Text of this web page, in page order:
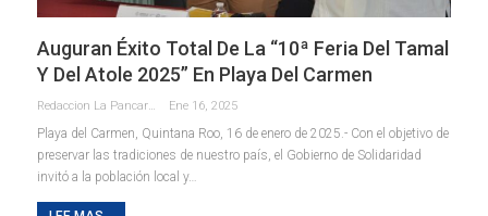
Auguran Éxito Total De La “10ª Feria Del Tamal
Y Del Atole 2025” En Playa Del Carmen
Redaccion La Pancarta De Quintana Roo Ene 16, 2025
Playa del Carmen, Quintana Roo, 16 de enero de 2025.- Con el objetivo de
preservar las tradiciones de nuestro país, el Gobierno de Solidaridad
invitó a la población local y…